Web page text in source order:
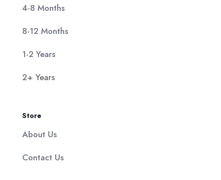
4-8 Months
8-12 Months
1-2 Years
2+ Years
Store
About Us
Contact Us